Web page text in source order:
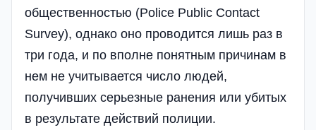
общественностью (Police Public Contact
Survey), однако оно проводится лишь раз в
три года, и по вполне понятным причинам в
нем не учитывается число людей,
получивших серьезные ранения или убитых
в результате действий полиции.